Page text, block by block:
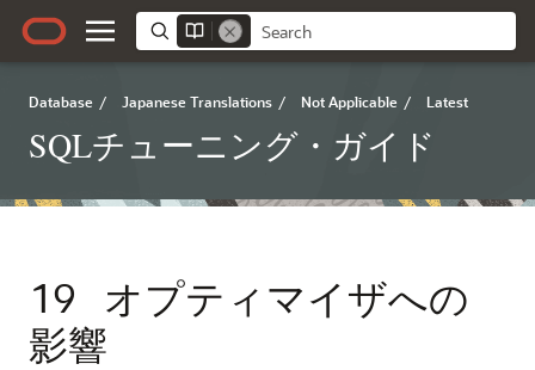
Database / Japanese Translations / Not Applicable / Latest
SQLチューニング・ガイド
19
オプティマイザへの
影響